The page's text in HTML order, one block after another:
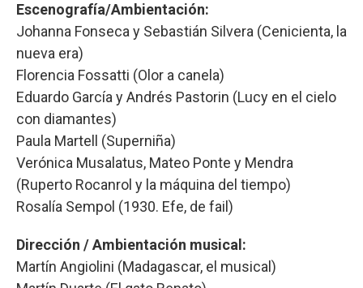
Escenografía/Ambientación:
Johanna Fonseca y Sebastián Silvera (Cenicienta, la
nueva era)
Florencia Fossatti (Olor a canela)
Eduardo García y Andrés Pastorin (Lucy en el cielo
con diamantes)
Paula Martell (Superniña)
Verónica Musalatus, Mateo Ponte y Mendra
(Ruperto Rocanrol y la máquina del tiempo)
Rosalía Sempol (1930. Efe, de fail)
Dirección / Ambientación musical:
Martín Angiolini (Madagascar, el musical)